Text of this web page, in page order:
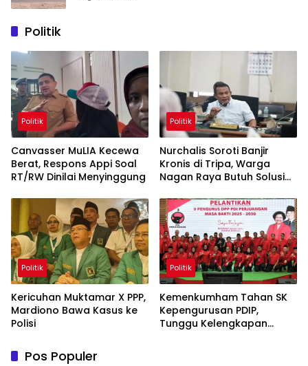
Politik
Politik
Canvasser MuLIA Kecewa
Berat, Respons Appi Soal
RT/RW Dinilai Menyinggung
Politik
Nurchalis Soroti Banjir
Kronis di Tripa, Warga
Nagan Raya Butuh Solusi
Politik
Kericuhan Muktamar X PPP,
Mardiono Bawa Kasus ke
Polisi
Politik
Kemenkumham Tahan SK
Kepengurusan PDIP,
Tunggu Kelengkapan
Pos Populer